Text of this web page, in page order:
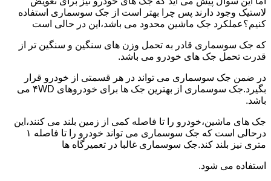
لاستیک وجود دارند پس چرا بهتر است از جک سوسماری استفاده
کنیم؟عملکرد جک ماشین محدود می باشد،این در حالی است
که جک سوسماری قادر به تحمل وزن های سنگین و سنگین تر از
قدرت تحمل جک های خودرو می باشد.
در ضمن جک سوسماری می تواند در هر قسمتی از خودرو قرار
بگیرد.جک سوسماری از بهترین جک ها برای خودروهای ۴WD می
باشد.
جک های ماشین،خودرو را تا فاصله کمی از زمین بلند می کنند،این
درحالی است که جک سوسماری می تواند خودرو را تا فاصله ۱
متری نیز بلند کند.جک سوسماری غالبا در تعمیرگاه ها
استفاده می شود.